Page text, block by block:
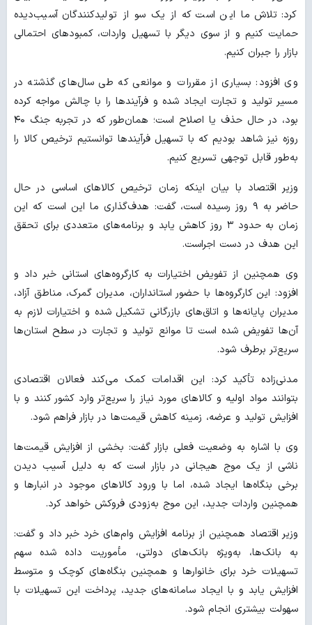
کرد: تلاش ما این است که از یک سو از تولیدکنندگان آسیب‌دیده
حمایت کنیم و از سوی دیگر با تسهیل واردات، کمبودهای احتمالی
بازار را جبران کنیم.
وی افزود: بسیاری از مقررات و موانعی که طی سال‌های گذشته در
مسیر تولید و تجارت ایجاد شده و فرآیندها را با چالش مواجه کرده
بود، در حال حذف یا اصلاح است؛ همان‌طور که در تجربه جنگ ۴۰
روزه نیز شاهد بودیم که با تسهیل فرآیندها توانستیم ترخیص کالا را
به‌طور قابل توجهی تسریع کنیم.
وزیر اقتصاد با بیان اینکه زمان ترخیص کالاهای اساسی در حال
حاضر به ۹ روز رسیده است، گفت: هدف‌گذاری ما این است که این
زمان به حدود ۳ روز کاهش یابد و برنامه‌های متعددی برای تحقق
این هدف در دست اجراست.
وی همچنین از تفویض اختیارات به کارگروه‌های استانی خبر داد و
افزود: این کارگروه‌ها با حضور استانداران، مدیران گمرک، مناطق آزاد،
مدیران پایانه‌ها و اتاق‌های بازرگانی تشکیل شده و اختیارات لازم به
آن‌ها تفویض شده است تا موانع تولید و تجارت در سطح استان‌ها
سریع‌تر برطرف شود.
مدنی‌زاده تأکید کرد: این اقدامات کمک می‌کند فعالان اقتصادی
بتوانند مواد اولیه و کالاهای مورد نیاز را سریع‌تر وارد کشور کنند و با
افزایش تولید و عرضه، زمینه کاهش قیمت‌ها در بازار فراهم شود.
وی با اشاره به وضعیت فعلی بازار گفت: بخشی از افزایش قیمت‌ها
ناشی از یک موج هیجانی در بازار است که به دلیل آسیب دیدن
برخی بنگاه‌ها ایجاد شده، اما با ورود کالاهای موجود در انبارها و
همچنین واردات جدید، این موج به‌زودی فروکش خواهد کرد.
وزیر اقتصاد همچنین از برنامه افزایش وام‌های خرد خبر داد و گفت:
به بانک‌ها، به‌ویژه بانک‌های دولتی، مأموریت داده شده سهم
تسهیلات خرد برای خانوارها و همچنین بنگاه‌های کوچک و متوسط
افزایش یابد و با ایجاد سامانه‌های جدید، پرداخت این تسهیلات با
سهولت بیشتری انجام شود.